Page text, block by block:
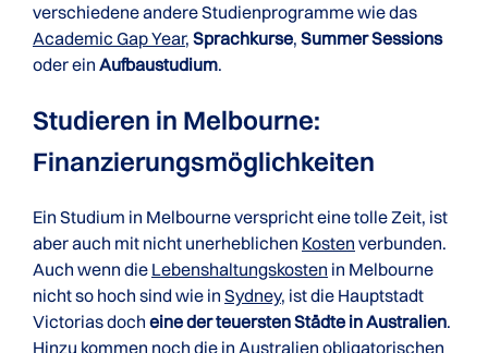
verschiedene andere Studienprogramme wie das
Academic Gap Year, Sprachkurse, Summer Sessions
oder ein Aufbaustudium.
Studieren in Melbourne:
Finanzierungs­möglichkeiten
Ein Studium in Melbourne verspricht eine tolle Zeit, ist
aber auch mit nicht unerheblichen Kosten verbunden.
Auch wenn die Lebenshaltungskosten in Melbourne
nicht so hoch sind wie in Sydney, ist die Hauptstadt
Victorias doch eine der teuersten Städte in Australien.
Hinzu kommen noch die in Australien obligatorischen